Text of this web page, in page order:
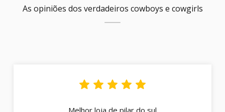
As opiniões dos verdadeiros cowboys e cowgirls